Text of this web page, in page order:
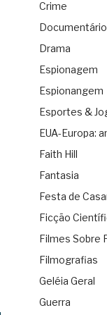
Crime
Documentário
Drama
Espionagem
Espionangem
Esportes &
EUA-Europa:
Faith Hill
Fantasia
Festa de
Ficção
Filmes Sobre
Filmografias
Geléia Geral
Guerra